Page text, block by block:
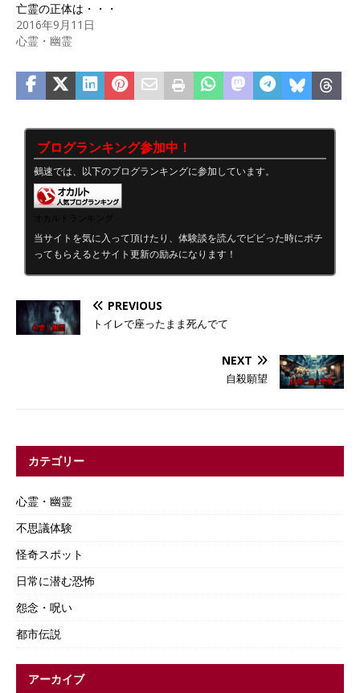
亡霊の正体は・・・
2016年9月11日
心霊・幽霊
ブログランキング参加中！
鵺速では、以下のブログランキングに参加しています。
当サイトを気に入って頂けたり、体験談を読んでビビった時にポチ
ってもらえるとサイト更新の励みになります！
PREVIOUS
トイレで座ったまま死んでて
NEXT
自殺願望
カテゴリー
心霊・幽霊
不思議体験
怪奇スポット
日常に潜む恐怖
怨念・呪い
都市伝説
アーカイブ